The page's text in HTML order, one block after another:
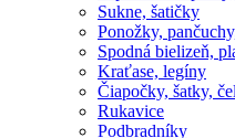
Sukne, šatičky
Ponožky,
Spodná bielizeň,
Kraťase, legíny
Čiapočky, šatky,
Rukavice
Podbradníky